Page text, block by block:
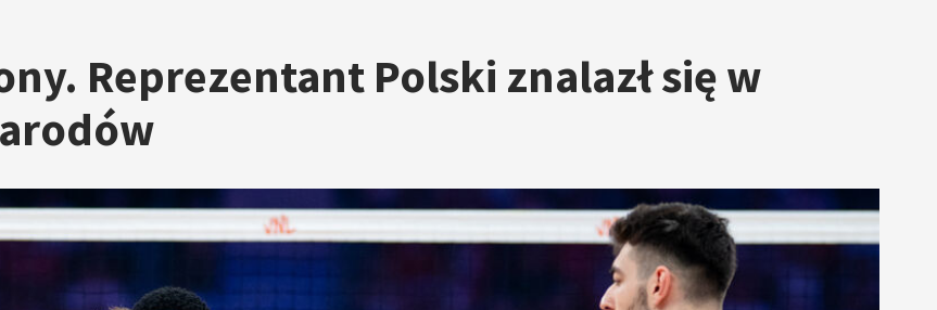
Reprezentant Polski znalazł się w